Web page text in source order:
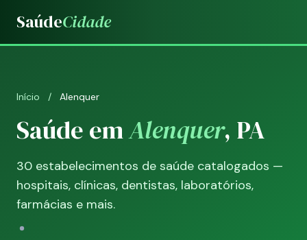
SaúdeCidade
Início / Alenquer
Saúde emAlenquer, PA
30 estabelecimentos de saúde catalogados —
hospitais, clínicas, dentistas, laboratórios,
farmácias e mais.